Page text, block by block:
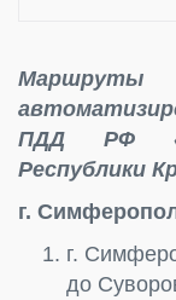
Маршруты
ПДД РФ
Республики
г.
г.
до